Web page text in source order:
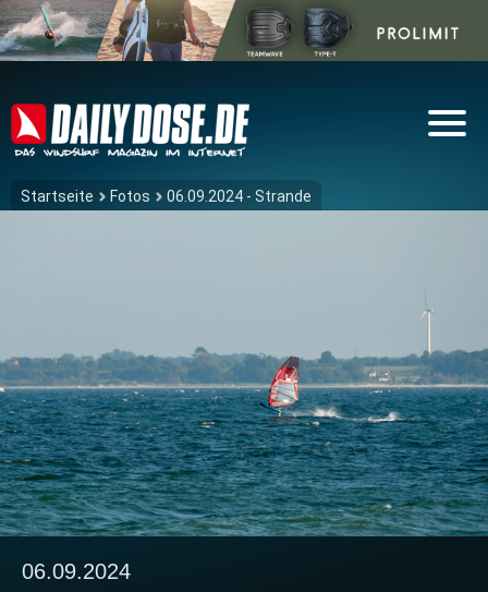
Startseite Fotos 06.09.2024 - Strande
06.09.2024